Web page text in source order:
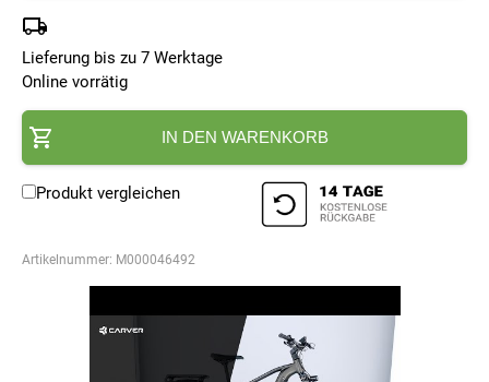
Lieferung bis zu 7 Werktage
Online vorrätig
IN DEN WARENKORB
Produkt vergleichen
Artikelnummer: M000046492